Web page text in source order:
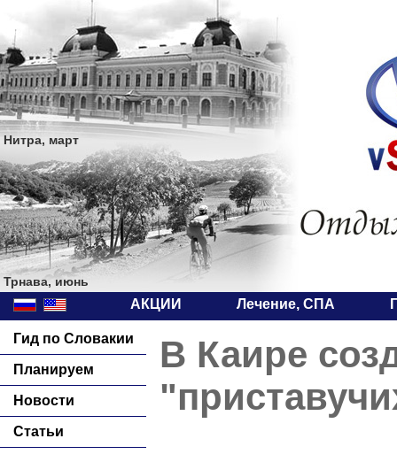
Нитра, март
Трнава, июнь
АКЦИИ Лечение, СПА
Гид по Словакии
Планируем
Новости
Статьи
В Каире